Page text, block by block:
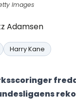
Images
Adamsen
Harry Kane